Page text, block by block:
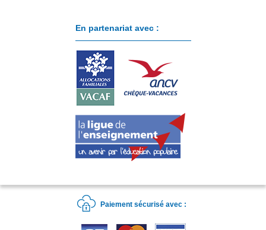
En partenariat avec :
Paiement sécurisé avec :